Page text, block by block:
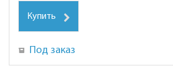
Купить
Под заказ